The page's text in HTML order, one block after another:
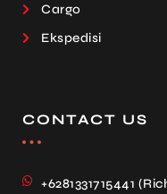
Cargo
Ekspedisi
CONTACT US
+6281331715441